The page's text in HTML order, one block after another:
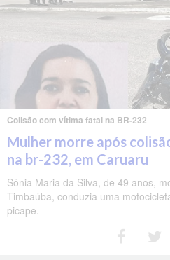
Colisão com vítima fatal na BR-232
Mulher morre após
na br-232, em Caruaru
Sônia Maria da Silva, de 49 anos,
Timbaúba, conduzia uma
picape.